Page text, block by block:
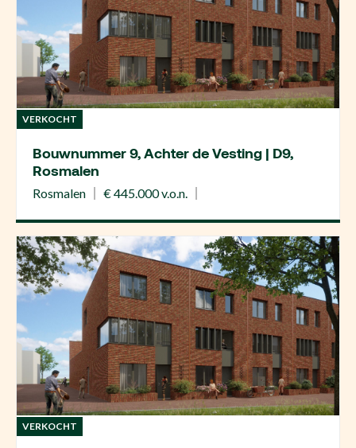
VERKOCHT
Bouwnummer 9, Achter de Vesting | D9,
Rosmalen
Rosmalen € 445.000 v.o.n.
VERKOCHT